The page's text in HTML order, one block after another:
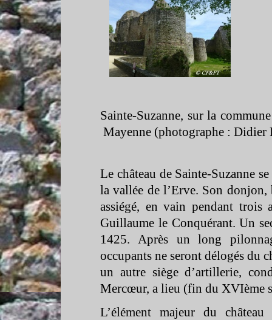
Sainte-Suzanne, sur la
Mayenne (photographe : Didier
Le château de Sainte-Suzanne
la vallée de l’Erve. Son donjon,
assiégé, en vain pendant
Guillaume le Conquérant. Un
1425. Après un long
occupants ne seront délogés du
un autre siège d’artillerie,
Mercœur, a lieu (fin du XVIème
L’élément majeur du